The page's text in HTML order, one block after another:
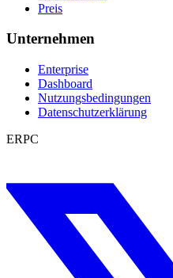
Preis
Unternehmen
Enterprise
Dashboard
Nutzungsbedingungen
Datenschutzerklärung
ERPC